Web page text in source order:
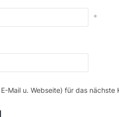
*
Mail u. Webseite) für das